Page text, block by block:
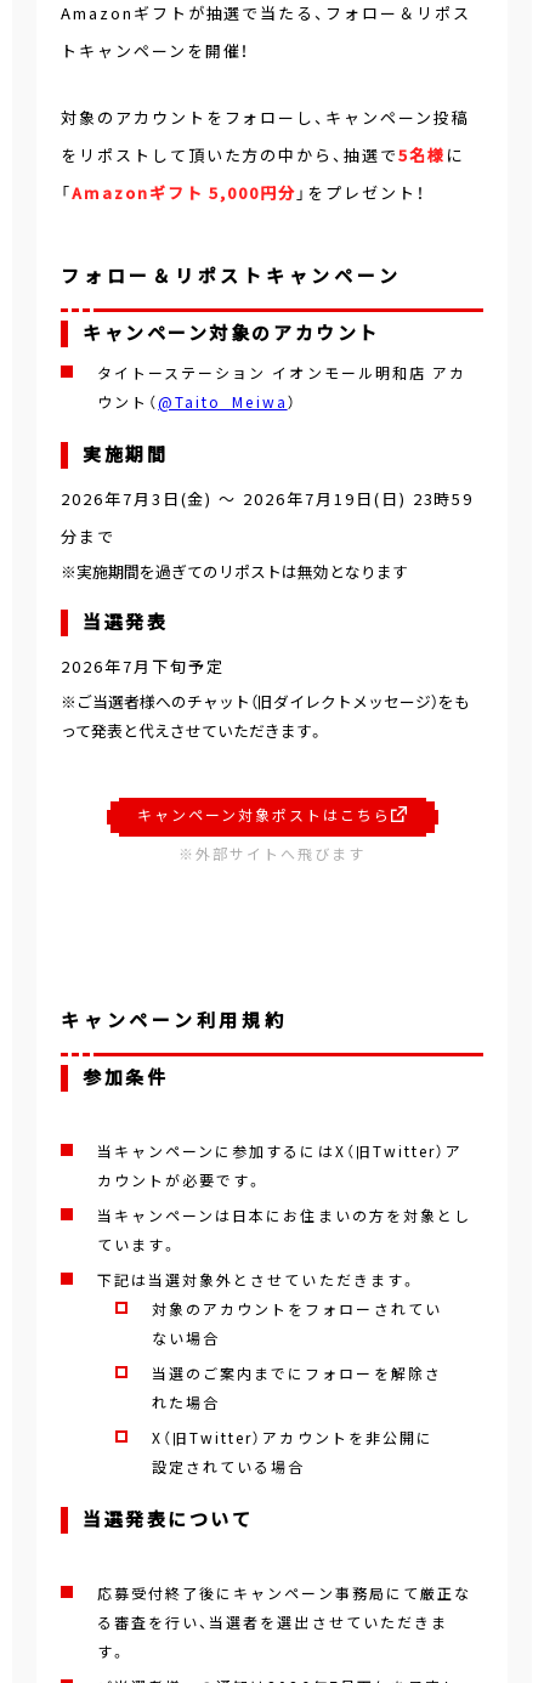
Amazonギフトが抽選で当たる、フォロー＆リポス
トキャンペーンを開催！
対象のアカウントをフォローし、キャンペーン投稿
をリポストして頂いた方の中から、抽選で5名様 に
「Amazonギフト 5,000円分 」をプレゼント！
フォロー＆リポストキャンペーン
キャンペーン対象のアカウント
タイトーステーション イオンモール明和店 アカ
ウント（@Taito_Meiwa）
実施期間
2026年7月3日(金) ～ 2026年7月19日(日) 23時59
分 まで
※実施期間を過ぎてのリポストは無効となります
当選発表
2026年7月下旬予定
※ご当選者様へのチャット（旧ダイレクトメッセージ）をも
って発表と代えさせていただきます。
キャンペーン対象ポストはこちら
※外部サイトへ飛びます
キャンペーン利用規約
参加条件
当キャンペーンに参加するにはX（旧Twitter）ア
カウントが必要です。
当キャンペーンは日本にお住まいの方を対象とし
ています。
下記は当選対象外とさせていただきます。
対象のアカウントをフォローされてい
ない場合
当選のご案内までにフォローを解除さ
れた場合
X（旧Twitter）アカウントを非公開に
設定されている場合
当選発表について
応募受付終了後にキャンペーン事務局にて厳正な
る審査を行い、当選者を選出させていただきま
す。